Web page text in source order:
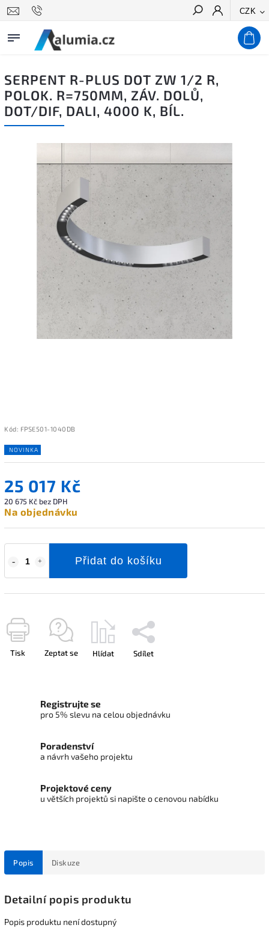
CZK
Hledat
SERPENT R-PLUS DOT ZW 1/2 R,
POLOK. R=750MM, ZÁV. DOLŮ,
DOT/DIF, DALI, 4000 K, BÍL.
Kód: FPSE501-1040DB
NOVINKA
25 017 Kč
20 675 Kč bez DPH
Na objednávku
Přidat do košíku
Tisk Zeptat se Hlídat Sdílet
Registrujte se
pro 5% slevu na celou objednávku
Poradenství
a návrh vašeho projektu
Projektové ceny
u větších projektů si napište o cenovou nabídku
Popis Diskuze
Detailní popis produktu
Popis produktu není dostupný